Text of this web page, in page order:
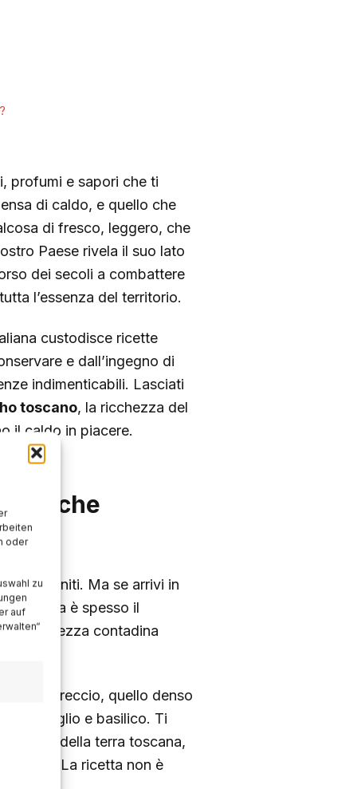
oder
zu
auf
profumi e sapori che ti
di caldo, e quello che
di fresco, leggero, che
Paese rivela il suo lato
dei secoli a combattere
l’essenza del territorio.
custodisce ricette
e dall’ingegno di
indimenticabili. Lasciati
toscano, la ricchezza del
il caldo in piacere.
che
infiniti. Ma se arrivi in
in tavola è spesso il
la saggezza contadina
casereccio, quello denso
colti, aglio e basilico. Ti
sapore della terra toscana,
giugno. La ricetta non è